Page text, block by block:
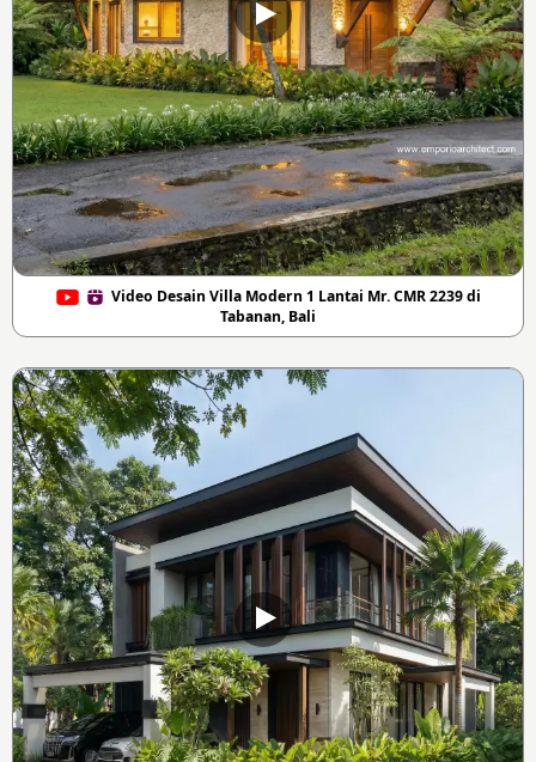
Video Desain Villa Modern 1 Lantai Mr. CMR 2239 di
Tabanan, Bali